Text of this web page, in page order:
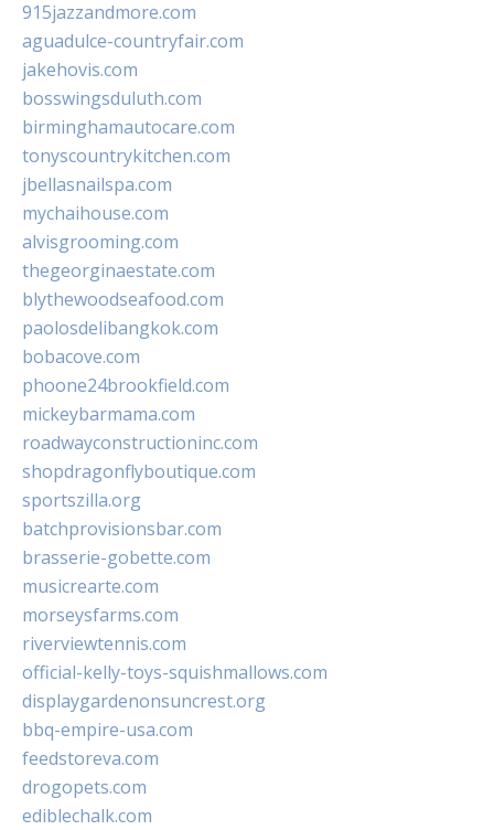
915jazzandmore.com
aguadulce-countryfair.com
jakehovis.com
bosswingsduluth.com
birminghamautocare.com
tonyscountrykitchen.com
jbellasnailspa.com
mychaihouse.com
alvisgrooming.com
thegeorginaestate.com
blythewoodseafood.com
paolosdelibangkok.com
bobacove.com
phoone24brookfield.com
mickeybarmama.com
roadwayconstructioninc.com
shopdragonflyboutique.com
sportszilla.org
batchprovisionsbar.com
brasserie-gobette.com
musicrearte.com
morseysfarms.com
riverviewtennis.com
official-kelly-toys-squishmallows.com
displaygardenonsuncrest.org
bbq-empire-usa.com
feedstoreva.com
drogopets.com
ediblechalk.com